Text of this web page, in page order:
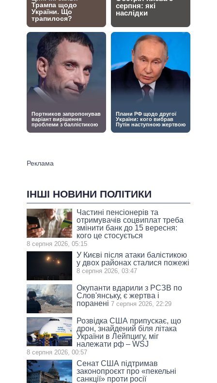
ІНШІ НОВИНИ ПОЛІТИКИ
Частині пенсіонерів та
отримувачів соцвиплат треба
змінити банк до 15 вересня:
кого це стосується
8 серпня 2026, 05:15
У Києві після атаки балістикою
у двох районах сталися пожежі
8 серпня 2026, 03:47
Окупанти вдарили з РСЗВ по
Слов'янську, є жертва і
поранені 7 серпня 2026, 22:29
Розвідка США припускає, що
дрон, знайдений біля літака
України в Лейпцигу, міг
належати рф – WSJ
8 серпня 2026, 00:57
Сенат США підтримав
законопроєкт про «пекельні
санкції» проти росії